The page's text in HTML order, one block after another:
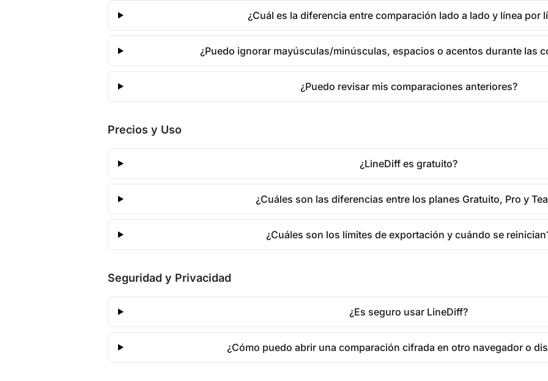
¿Cuál es la diferencia entre comparación lado a lado y línea por
¿Puedo ignorar mayúsculas/minúsculas, espacios o acentos durante las
¿Puedo revisar mis comparaciones anteriores?
Precios y Uso
¿LineDiff es gratuito?
¿Cuáles son las diferencias entre los planes Gratuito, Pro y
¿Cuáles son los límites de exportación y cuándo se
Seguridad y Privacidad
¿Es seguro usar LineDiff?
¿Cómo puedo abrir una comparación cifrada en otro navegador o